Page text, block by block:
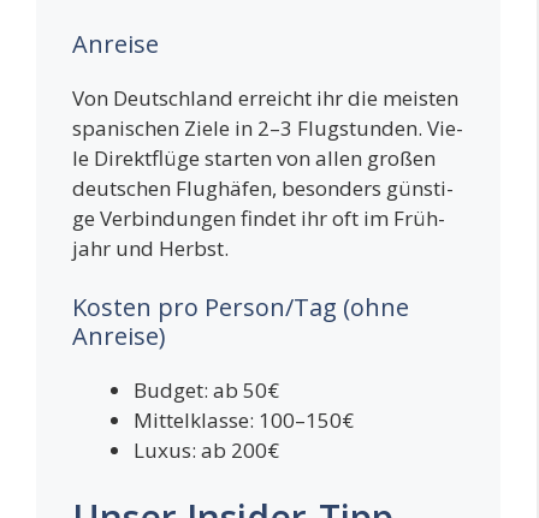
Anreise
Von Deutsch­land erreicht ihr die meis­ten
spa­ni­schen Zie­le in 2–3 Flug­stun­den. Vie­
le Direkt­flü­ge star­ten von allen gro­ßen
deut­schen Flug­hä­fen, beson­ders güns­ti­
ge Ver­bin­dun­gen fin­det ihr oft im Früh­
jahr und Herbst.
Kosten pro Person/Tag (ohne
Anreise)
Bud­get: ab 50€
Mit­tel­klas­se: 100–150€
Luxus: ab 200€